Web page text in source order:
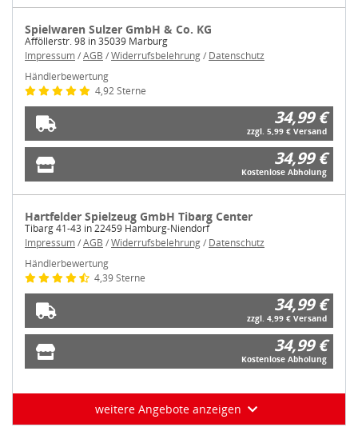
Spielwaren Sulzer GmbH & Co. KG
Afföllerstr. 98 in 35039 Marburg
Impressum/AGB /Widerrufsbelehrung/ Datenschutz
Händlerbewertung
4,92 Sterne
34,99 €
zzgl. 5,99 € Versand
34,99 €
Kostenlose Abholung
Hartfelder Spielzeug GmbH Tibarg Center
Tibarg 41-43 in 22459 Hamburg-Niendorf
Impressum/AGB /Widerrufsbelehrung/ Datenschutz
Händlerbewertung
4,39 Sterne
34,99 €
zzgl. 4,99 € Versand
34,99 €
Kostenlose Abholung
weitere Angebote anzeigen